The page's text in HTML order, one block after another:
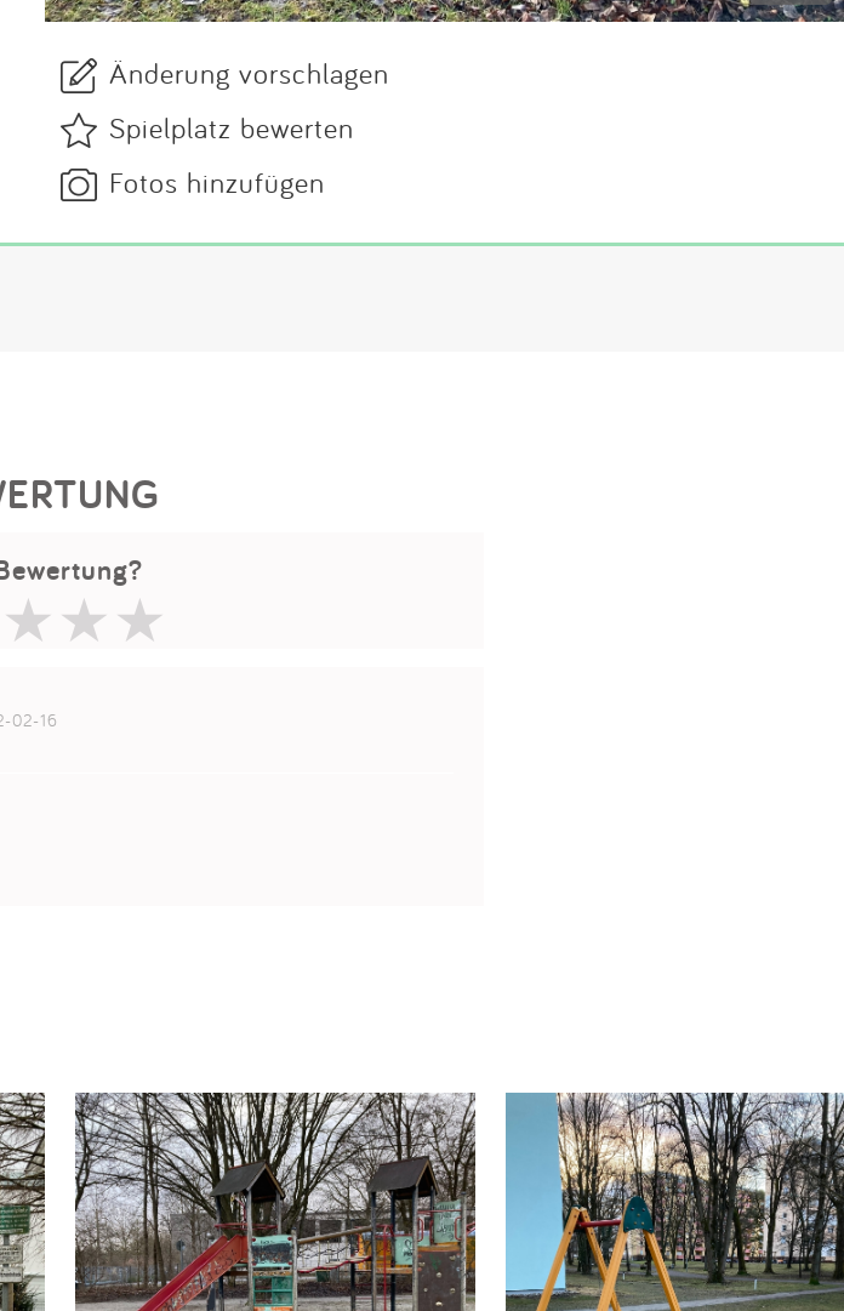
Änderung vorschlagen
Spielplatz bewerten
Fotos hinzufügen
02-16